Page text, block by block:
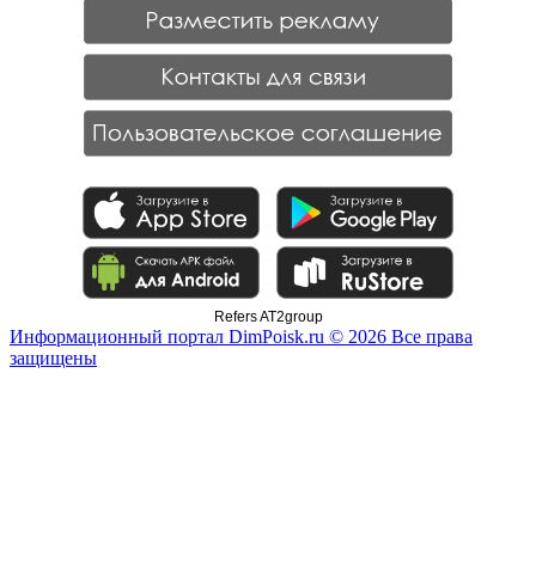
Refers AT2group
Информационный портал DimPoisk.ru © 2026 Все права
защищены